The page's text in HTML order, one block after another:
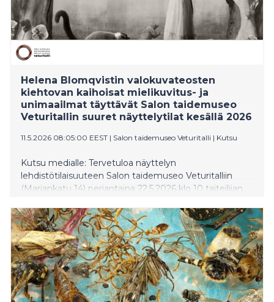
Helena Blomqvistin valokuvateosten
kiehtovan kaihoisat mielikuvitus- ja
unimaailmat täyttävät Salon taidemuseo
Veturitallin suuret näyttelytilat kesällä 2026
11.5.2026 08:05:00 EEST | Salon taidemuseo Veturitalli | Kutsu
Kutsu medialle: Tervetuloa näyttelyn
lehdistötilaisuuteen Salon taidemuseo Veturitalliin
(Mariankatu 14) perjantaina 22.5.2026 klo 10 taiteilijan